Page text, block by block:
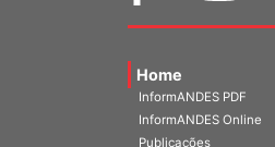
Home
InformANDES PDF
InformANDES Online
Publicações